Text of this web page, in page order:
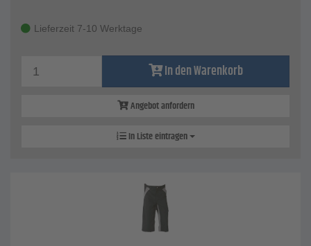
Lieferzeit 7-10 Werktage
In den Warenkorb
Angebot anfordern
In Liste eintragen